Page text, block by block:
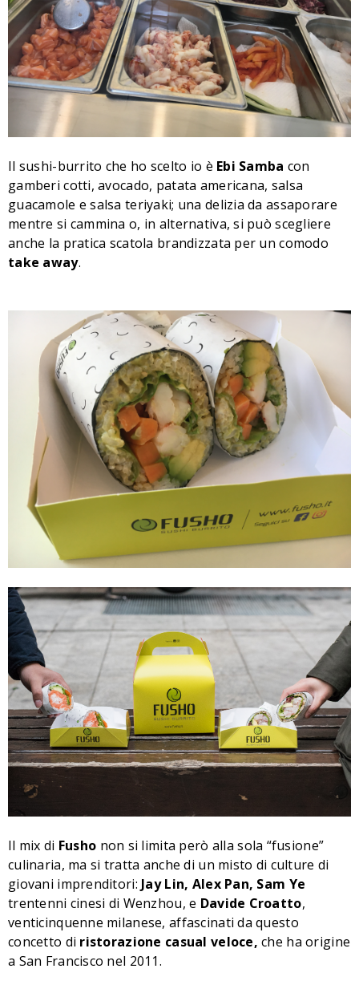
Il sushi-burrito che ho scelto io è Ebi Samba con
gamberi cotti, avocado, patata americana, salsa
guacamole e salsa teriyaki; una delizia da assaporare
mentre si cammina o, in alternativa, si può scegliere
anche la pratica scatola brandizzata per un comodo
take away.
Il mix di Fusho non si limita però alla sola “fusione”
culinaria, ma si tratta anche di un misto di culture di
giovani imprenditori: Jay Lin, Alex Pan, Sam Ye
trentenni cinesi di Wenzhou, e Davide Croatto,
venticinquenne milanese, affascinati da questo
concetto di ristorazione casual veloce,che ha origine
a San Francisco nel 2011.